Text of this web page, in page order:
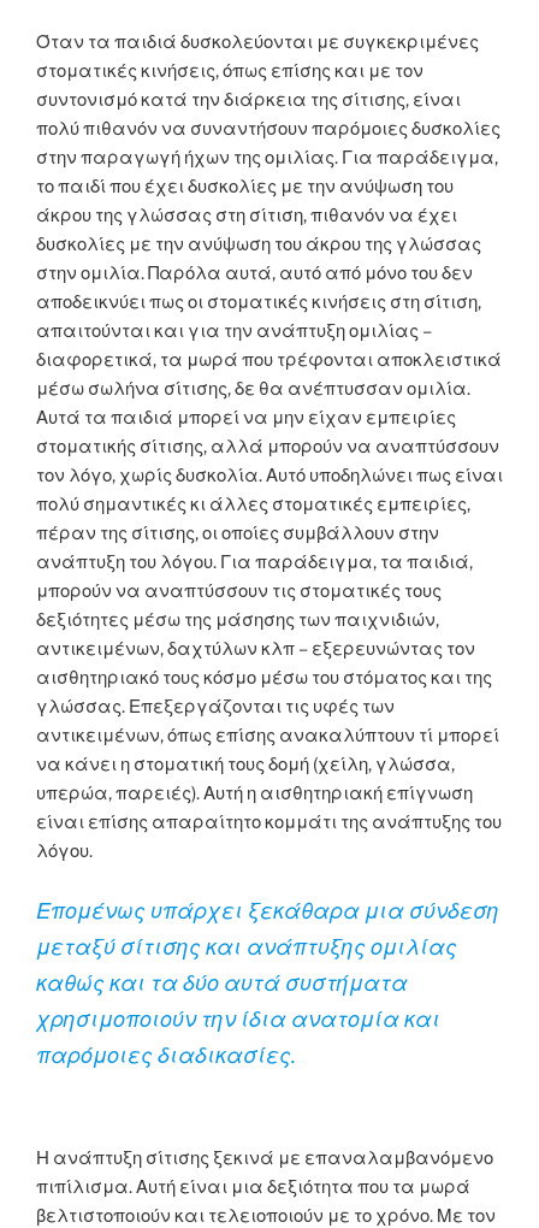
Όταν τα παιδιά δυσκολεύονται με συγκεκριμένες
στοματικές κινήσεις, όπως επίσης και με τον
συντονισμό κατά την διάρκεια της σίτισης, είναι
πολύ πιθανόν να συναντήσουν παρόμοιες δυσκολίες
στην παραγωγή ήχων της ομιλίας. Για παράδειγμα,
το παιδί που έχει δυσκολίες με την ανύψωση του
άκρου της γλώσσας στη σίτιση, πιθανόν να έχει
δυσκολίες με την ανύψωση του άκρου της γλώσσας
στην ομιλία. Παρόλα αυτά, αυτό από μόνο του δεν
αποδεικνύει πως οι στοματικές κινήσεις στη σίτιση,
απαιτούνται και για την ανάπτυξη ομιλίας –
διαφορετικά, τα μωρά που τρέφονται αποκλειστικά
μέσω σωλήνα σίτισης, δε θα ανέπτυσσαν ομιλία.
Αυτά τα παιδιά μπορεί να μην είχαν εμπειρίες
στοματικής σίτισης, αλλά μπορούν να αναπτύσσουν
τον λόγο, χωρίς δυσκολία. Αυτό υποδηλώνει πως είναι
πολύ σημαντικές κι άλλες στοματικές εμπειρίες,
πέραν της σίτισης, οι οποίες συμβάλλουν στην
ανάπτυξη του λόγου. Για παράδειγμα, τα παιδιά,
μπορούν να αναπτύσσουν τις στοματικές τους
δεξιότητες μέσω της μάσησης των παιχνιδιών,
αντικειμένων, δαχτύλων κλπ – εξερευνώντας τον
αισθητηριακό τους κόσμο μέσω του στόματος και της
γλώσσας. Επεξεργάζονται τις υφές των
αντικειμένων, όπως επίσης ανακαλύπτουν τί μπορεί
να κάνει η στοματική τους δομή (χείλη, γλώσσα,
υπερώα, παρειές). Αυτή η αισθητηριακή επίγνωση
είναι επίσης απαραίτητο κομμάτι της ανάπτυξης του
λόγου.
Επομένως υπάρχει ξεκάθαρα μια σύνδεση
μεταξύ σίτισης και ανάπτυξης ομιλίας
καθώς και τα δύο αυτά συστήματα
χρησιμοποιούν την ίδια ανατομία και
παρόμοιες διαδικασίες.
Η ανάπτυξη σίτισης ξεκινά με επαναλαμβανόμενο
πιπίλισμα. Αυτή είναι μια δεξιότητα που τα μωρά
βελτιστοποιούν και τελειοποιούν με το χρόνο. Με τον